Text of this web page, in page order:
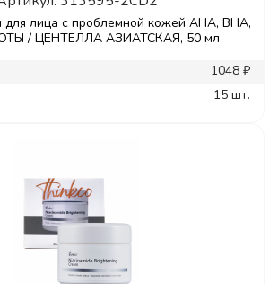
для лица с проблемной кожей AHA, BHA,
/ ЦЕНТЕЛЛА АЗИАТСКАЯ, 50 мл
1048 ₽
15 шт.